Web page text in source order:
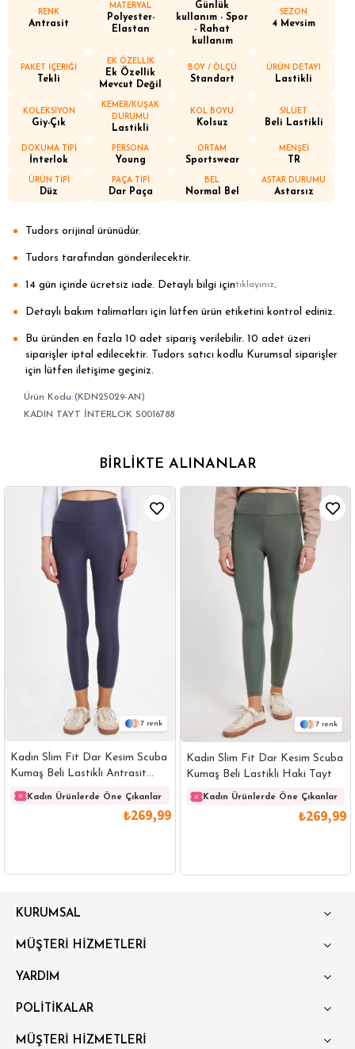
RENK
Antrasit
MATERYAL
Polyester-
Elastan
Günlük
kullanım - Spor
- Rahat
kullanım
SEZON
4 Mevsim
PAKET İÇERİĞİ
Tekli
EK ÖZELLİK
Ek Özellik
Mevcut Değil
BOY / ÖLÇÜ
Standart
ÜRÜN DETAYI
Lastikli
KOLEKSİYON
Giy-Çık
KEMER/KUŞAK
DURUMU
Lastikli
KOL BOYU
Kolsuz
SİLÜET
Beli Lastikli
DOKUMA TİPİ
İnterlok
PERSONA
Young
ORTAM
Sportswear
MENŞEİ
TR
ÜRÜN TİPİ
Düz
PAÇA TİPİ
Dar Paça
BEL
Normal Bel
ASTAR DURUMU
Astarsız
Tudors orijinal ürünüdür.
Tudors tarafından gönderilecektir.
14 gün içinde ücretsiz iade. Detaylı bilgi içintıklayınız.
Detaylı bakım talimatları için lütfen ürün etiketini kontrol ediniz.
Bu üründen en fazla 10 adet sipariş verilebilir. 10 adet üzeri
siparişler iptal edilecektir. Tudors satıcı kodlu Kurumsal siparişler
için lütfen iletişime geçiniz.
(KDN25029-AN)
KADIN TAYT İNTERLOK S0016788
BIRLIKTE ALINANLAR
7
Kadın Slim Fit Dar Kesim Scuba
Kumaş Beli Lastikli Antrasit
Tayt
Kadın Ürünlerde Öne Çıkanlar
₺269,99
7
Kadın Slim Fit Dar Kesim Scuba
Kumaş Beli Lastikli Haki Tayt
Kadın Ürünlerde Öne Çıkanlar
₺269,99
KURUMSAL
MÜŞTERİ HİZMETLERİ
YARDIM
POLİTİKALAR
MÜŞTERİ HİZMETLERİ